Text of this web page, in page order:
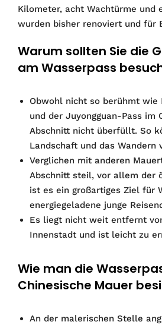
Kilometer, acht Wachtürme und
wurden bisher renoviert und für
Warum sollten Sie die
am Wasserpass
Obwohl nicht so berühmt wie
und der Juyongguan-Pass im
Abschnitt nicht überfüllt. So
Landschaft und das Wandern
Verglichen mit anderen
Abschnitt steil, vor allem der
ist es ein großartiges Ziel für
energiegeladene junge
Es liegt nicht weit entfernt
Innenstadt und ist leicht zu
Wie man die
Chinesische Mauer
An der malerischen Stelle